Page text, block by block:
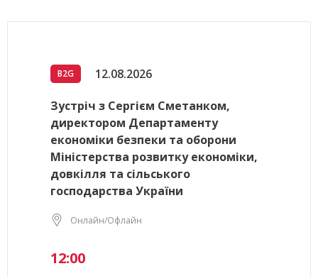
B2G 12.08.2026
Зустріч з Сергієм Сметанком,
директором Департаменту
економіки безпеки та оборони
Міністерства розвитку економіки,
довкілля та сільського
господарства України
Онлайн/Офлайн
12:00